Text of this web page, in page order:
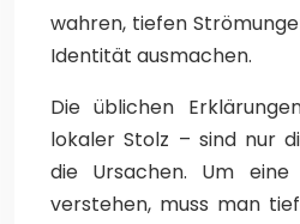
wahren, tiefen
Identität ausmachen.
Die üblichen
lokaler Stolz – sind nur
die Ursachen. Um eine
verstehen, muss man